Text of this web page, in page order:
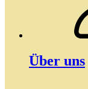
Über uns